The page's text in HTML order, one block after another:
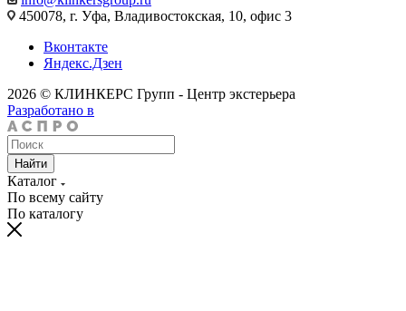
450078, г. Уфа, Владивостокская, 10, офис 3
Вконтакте
Яндекс.Дзен
2026 © КЛИНКЕРС Групп - Центр экстерьера
Разработано в
Найти
Каталог
По всему сайту
По каталогу